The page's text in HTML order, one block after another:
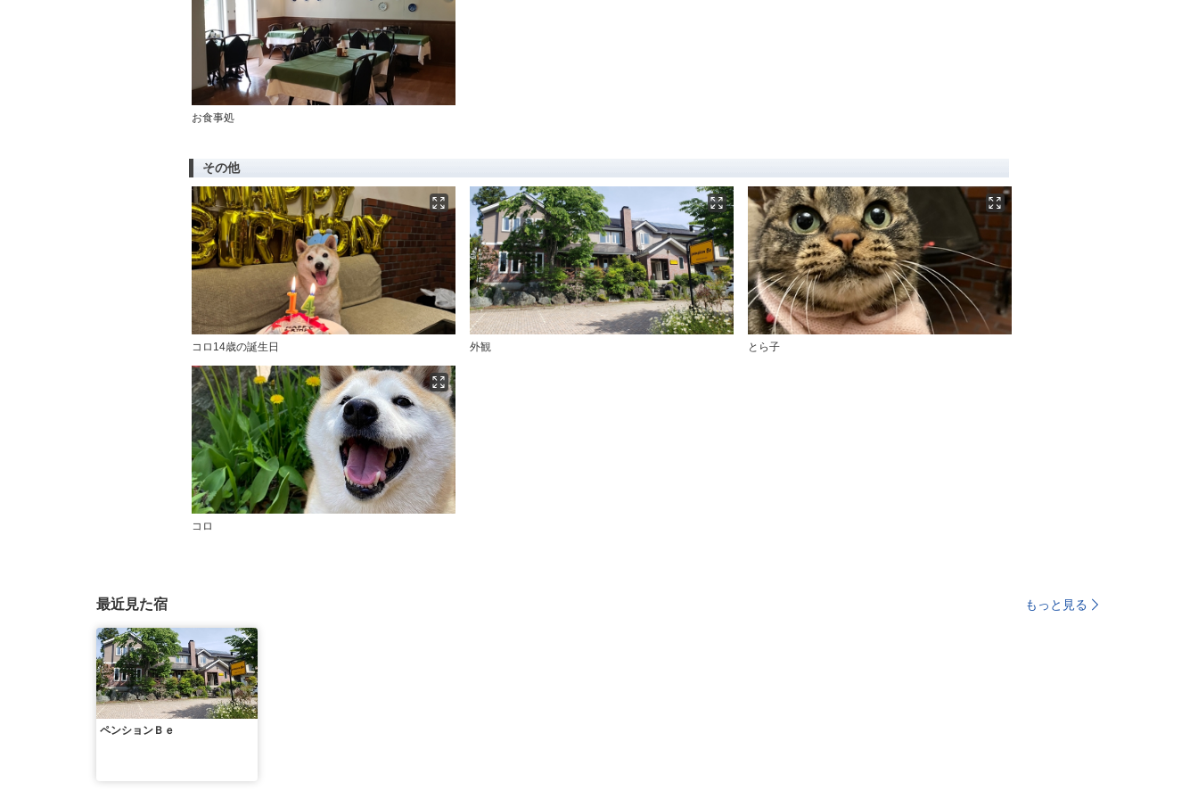
お食事処
その他
コロ14歳の誕生日 外観 とら子
コロ
最近見た宿 もっと見る
ペンションＢｅ